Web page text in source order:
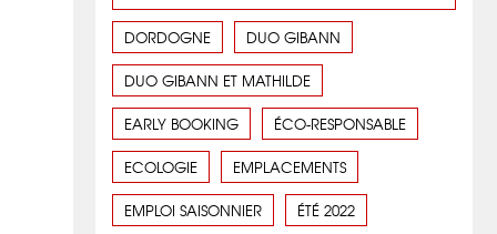
DORDOGNE DUO GIBANN
DUO GIBANN ET MATHILDE
EARLY BOOKING ÉCO-RESPONSABLE
ECOLOGIE EMPLACEMENTS
EMPLOI SAISONNIER ÉTÉ 2022